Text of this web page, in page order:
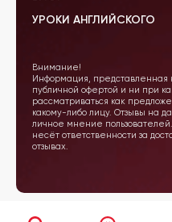
УРОКИ АНГЛИЙСКОГО
Внимание!
Информация, представленная
публичной офертой и ни при
рассматриваться как
какому-либо лицу. Отзывы на
личное мнение
несёт ответственности за
отзывах.